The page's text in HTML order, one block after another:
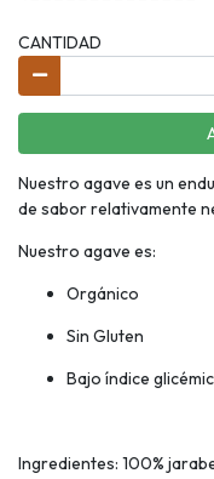
CANTIDAD
Nuestro agave es un
de sabor relativamente
Nuestro agave es:
Orgánico
Sin Gluten
Bajo índice
Ingredientes: 100%